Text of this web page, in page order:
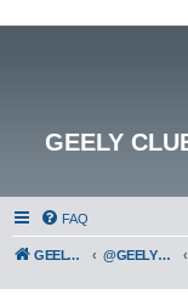
GEELY
FAQ
GEELY Club Belarus @GEELYCLUBBY